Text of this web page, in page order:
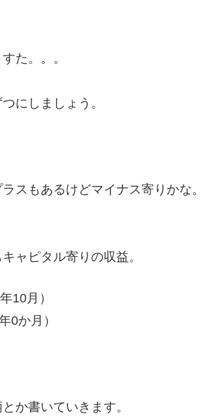
た。。。
にしましょう。
スもあるけどマイナス寄りかな。
ャピタル寄りの収益。
10月）
か月）
か書いていきます。